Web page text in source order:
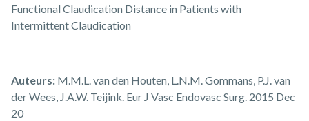
Functional Claudication Distance in Patients with
Intermittent Claudication
Auteurs: M.M.L. van den Houten, L.N.M. Gommans, P.J. van
der Wees, J.A.W. Teijink. Eur J Vasc Endovasc Surg. 2015 Dec
20